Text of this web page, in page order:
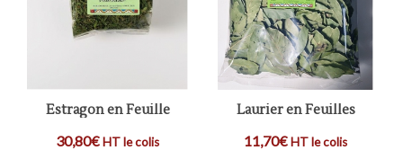
Estragon en Feuille
30,80€HT le colis
Laurier en Feuilles
11,70€HT le colis